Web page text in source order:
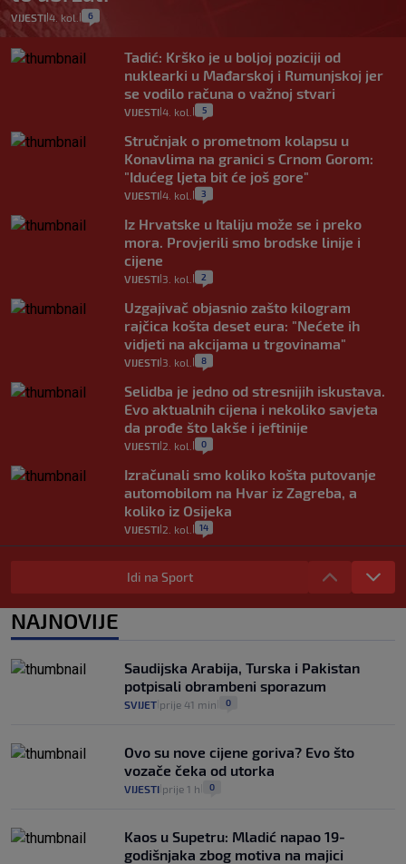
VIJESTI 4. kol. 6
Tadić: Krško je u boljoj poziciji od
nuklearki u Mađarskoj i Rumunjskoj jer
se vodilo računa o važnoj stvari
VIJESTI 4. kol. 5
Stručnjak o prometnom kolapsu u
Konavlima na granici s Crnom Gorom:
"Idućeg ljeta bit će još gore"
VIJESTI 4. kol. 3
Iz Hrvatske u Italiju može se i preko
mora. Provjerili smo brodske linije i
cijene
VIJESTI 3. kol. 2
Uzgajivač objasnio zašto kilogram
rajčica košta deset eura: "Nećete ih
vidjeti na akcijama u trgovinama"
VIJESTI 3. kol. 8
Selidba je jedno od stresnijih iskustava.
Evo aktualnih cijena i nekoliko savjeta
da prođe što lakše i jeftinije
VIJESTI 2. kol. 0
Izračunali smo koliko košta putovanje
automobilom na Hvar iz Zagreba, a
koliko iz Osijeka
VIJESTI 2. kol. 14
"Kći je otišla na more, a zaboravila
zdravstvenu iskaznicu". Kakva su prava
pacijenata izvan mjesta prebivališta?
1
junaci naših priča budu oni koji pomažu,
a ne oni koji su pobijedili nekoga"
VIJESTI 2
Idi na Sport
NAJNOVIJE
Saudijska Arabija, Turska i Pakistan
potpisali obrambeni sporazum
SVIJET prije 41 min 0
Ovo su nove cijene goriva? Evo što
vozače čeka od utorka
VIJESTI prije 1 h 0
Kaos u Supetru: Mladić napao 19-
godišnjaka zbog motiva na majici